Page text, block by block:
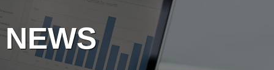
NEWS